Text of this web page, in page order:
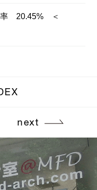
率 20.45% ＜
next